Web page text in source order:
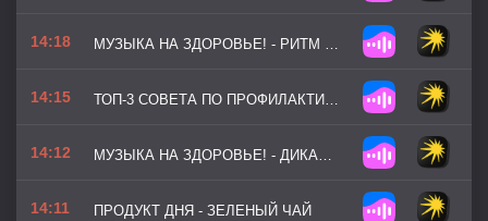
14:18 МУЗЫКА НА ЗДОРОВЬЕ! - РИТМ ДВИЖЕНИЯ
14:15 ТОП-3 СОВЕТА ПО ПРОФИЛАКТИКЕ - КАК ЗАЩИТИТЬСЯ ОТ ЗАГРЯЗНЕНИЯ ВОЗДУХА ДОМА И НА УЛИЦЕ
14:12 МУЗЫКА НА ЗДОРОВЬЕ! - ДИКАЯ МЯТА
14:11 ПРОДУКТ ДНЯ - ЗЕЛЕНЫЙ ЧАЙ